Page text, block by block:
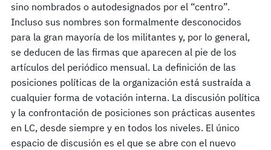
sino nombrados o autodesignados por el “centro”.
Incluso sus nombres son formalmente desconocidos
para la gran mayoría de los militantes y, por lo general,
se deducen de las firmas que aparecen al pie de los
artículos del periódico mensual. La definición de las
posiciones políticas de la organización está sustraída a
cualquier forma de votación interna. La discusión política
y la confrontación de posiciones son prácticas ausentes
en LC, desde siempre y en todos los niveles. El único
espacio de discusión es el que se abre con el nuevo